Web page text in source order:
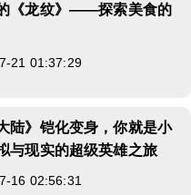
《龙纹》——探索美食的
21 01:37:29
陆》铠化变身，你就是小
现实的超级英雄之旅
16 02:56:31